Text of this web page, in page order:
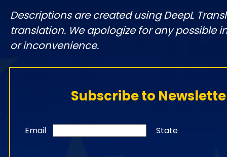
Descriptions are created using DeepL
translation. We apologize for any possible
or inconvenience.
Subscribe to
Email State